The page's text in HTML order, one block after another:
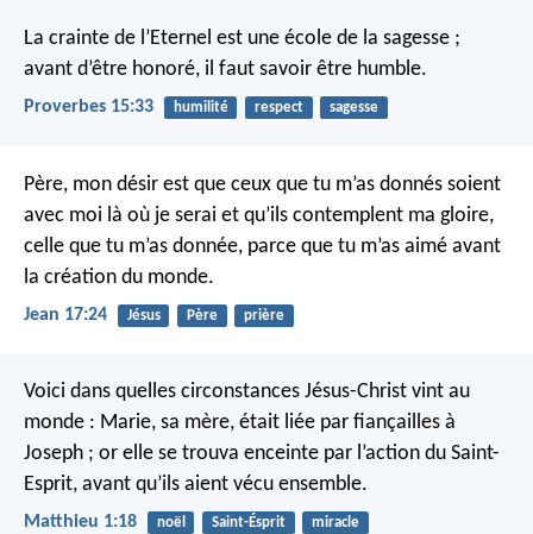
La crainte de l’Eternel est une école de la sagesse ;
avant d’être honoré, il faut savoir être humble.
Proverbes 15:33 humilité respect sagesse
Père, mon désir est que ceux que tu m’as donnés soient
avec moi là où je serai et qu’ils contemplent ma gloire,
celle que tu m’as donnée, parce que tu m’as aimé avant
la création du monde.
Jean 17:24 Jésus Père prière
Voici dans quelles circonstances Jésus-Christ vint au
monde : Marie, sa mère, était liée par fiançailles à
Joseph ; or elle se trouva enceinte par l’action du Saint-
Esprit, avant qu’ils aient vécu ensemble.
Matthieu 1:18 noël Saint-Ésprit miracle